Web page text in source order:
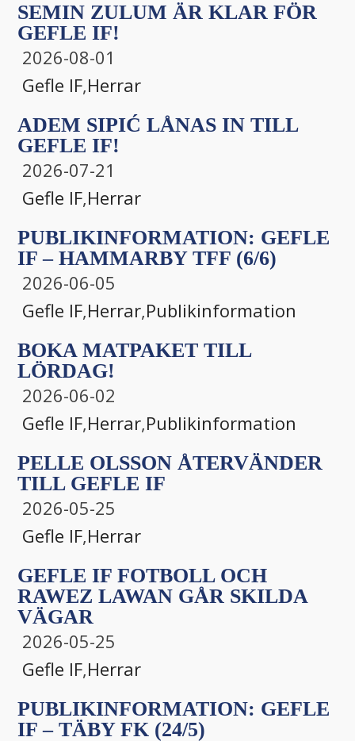
SEMIN ZULUM ÄR KLAR FÖR
GEFLE IF!
2026-08-01
Gefle IF,Herrar
ADEM SIPIĆ LÅNAS IN TILL
GEFLE IF!
2026-07-21
Gefle IF,Herrar
PUBLIKINFORMATION: GEFLE
IF – HAMMARBY TFF (6/6)
2026-06-05
Gefle IF,Herrar,Publikinformation
BOKA MATPAKET TILL
LÖRDAG!
2026-06-02
Gefle IF,Herrar,Publikinformation
PELLE OLSSON ÅTERVÄNDER
TILL GEFLE IF
2026-05-25
Gefle IF,Herrar
GEFLE IF FOTBOLL OCH
RAWEZ LAWAN GÅR SKILDA
VÄGAR
2026-05-25
Gefle IF,Herrar
PUBLIKINFORMATION: GEFLE
IF – TÄBY FK (24/5)